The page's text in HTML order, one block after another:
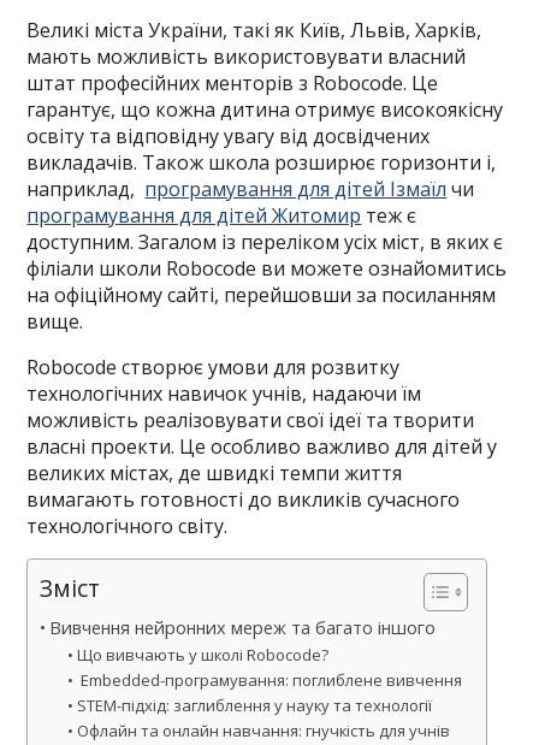
Великі міста України, такі як Київ, Львів, Харків,
мають можливість використовувати власний
штат професійних менторів з Robocode. Це
гарантує, що кожна дитина отримує високоякісну
освіту та відповідну увагу від досвідчених
викладачів. Також школа розширює горизонти і,
наприклад, програмування для дітей Ізмаїл чи
програмування для дітей Житомир теж є
доступним. Загалом із переліком усіх міст, в яких є
філіали школи Robocode ви можете ознайомитись
на офіційному сайті, перейшовши за посиланням
вище.
Robocode створює умови для розвитку
технологічних навичок учнів, надаючи їм
можливість реалізовувати свої ідеї та творити
власні проекти. Це особливо важливо для дітей у
великих містах, де швидкі темпи життя
вимагають готовності до викликів сучасного
технологічного світу.
Зміст
Вивчення нейронних мереж та багато іншого
Що вивчають у школі Robocode?
Embedded-програмування: поглиблене вивчення
STEM-підхід: заглиблення у науку та технології
Офлайн та онлайн навчання: гнучкість для учнів